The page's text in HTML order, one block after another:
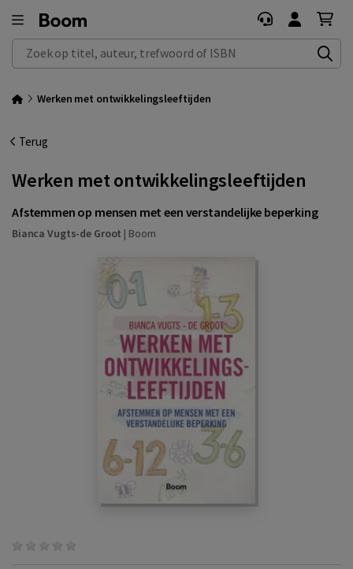
Zoek op titel, auteur, trefwoord of ISBN
Werken met ontwikkelingsleeftijden
Terug
Werken met ontwikkelingsleeftijden
Afstemmen op mensen met een verstandelijke beperking
Bianca Vugts-de Groot | Boom